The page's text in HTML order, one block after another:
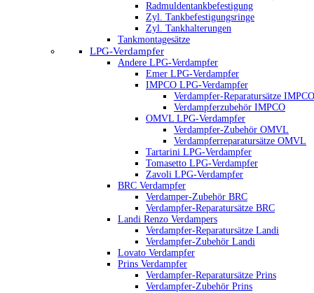
Radmuldentankbefestigung
Zyl. Tankbefestigungsringe
Zyl. Tankhalterungen
Tankmontagesätze
LPG-Verdampfer
Andere LPG-Verdampfer
Emer LPG-Verdampfer
IMPCO LPG-Verdampfer
Verdampfer-Reparatursätze IMPCO
Verdampferzubehör IMPCO
OMVL LPG-Verdampfer
Verdampfer-Zubehör OMVL
Verdampferreparatursätze OMVL
Tartarini LPG-Verdampfer
Tomasetto LPG-Verdampfer
Zavoli LPG-Verdampfer
BRC Verdampfer
Verdamper-Zubehör BRC
Verdampfer-Reparatursätze BRC
Landi Renzo Verdampers
Verdampfer-Reparatursätze Landi
Verdampfer-Zubehör Landi
Lovato Verdampfer
Prins Verdampfer
Verdampfer-Reparatursätze Prins
Verdampfer-Zubehör Prins